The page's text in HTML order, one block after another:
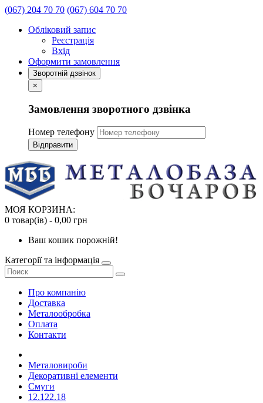
(067) 204 70 70 (067) 604 70 70
Обліковий запис
Реєстрація
Вхід
Оформити замовлення
Зворотній дзвінок
×
Замовлення зворотного дзвінка
Номер телефону
Відправити
МОЯ КОРЗИНА:
0 товар(ів) - 0,00 грн
Ваш кошик порожній!
Категорії та інформація
Про компанію
Доставка
Металообробка
Оплата
Контакти
Металовироби
Декоративні елементи
Смуги
12.122.18